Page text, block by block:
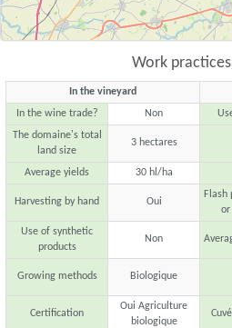
Work
In the vineyard
In the wine trade?
Non
The domaine's total
land size
3 hectares
Average yields 30 hl/ha
Harvesting by hand Oui
Flash
or
Use of synthetic
products
Non
Growing methods Biologique
Certification
Oui Agriculture
biologique